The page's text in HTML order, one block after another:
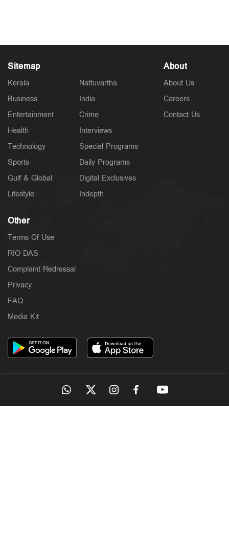
Sitemap
Kerala
Business
Entertainment
Health
Technology
Sports
Gulf & Global
Lifestyle
Nattuvartha
India
Crime
Interviews
Special Programs
Daily Programs
Digital Exclusives
Indepth
About
About Us
Careers
Contact Us
Other
Terms Of Use
RIO DAS
Complaint Redressal
Privacy
FAQ
Media Kit